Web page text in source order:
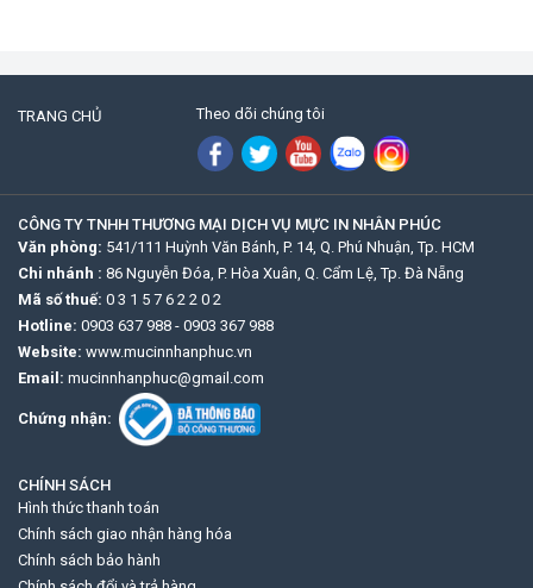
TRANG CHỦ Theo dõi chúng tôi
CÔNG TY TNHH THƯƠNG MẠI DỊCH VỤ MỰC IN NHÂN PHÚC
Văn phòng: 541/111 Huỳnh Văn Bánh, P. 14, Q. Phú Nhuận, Tp. HCM
Chi nhánh : 86 Nguyễn Đóa, P. Hòa Xuân, Q. Cẩm Lệ, Tp. Đà Nẵng
Mã số thuế: 0 3 1 5 7 6 2 2 0 2
Hotline: 0903 637 988 - 0903 367 988
Website: www.mucinnhanphuc.vn
Email: mucinnhanphuc@gmail.com
Chứng nhận:
CHÍNH SÁCH
Hình thức thanh toán
Chính sách giao nhận hàng hóa
Chính sách bảo hành